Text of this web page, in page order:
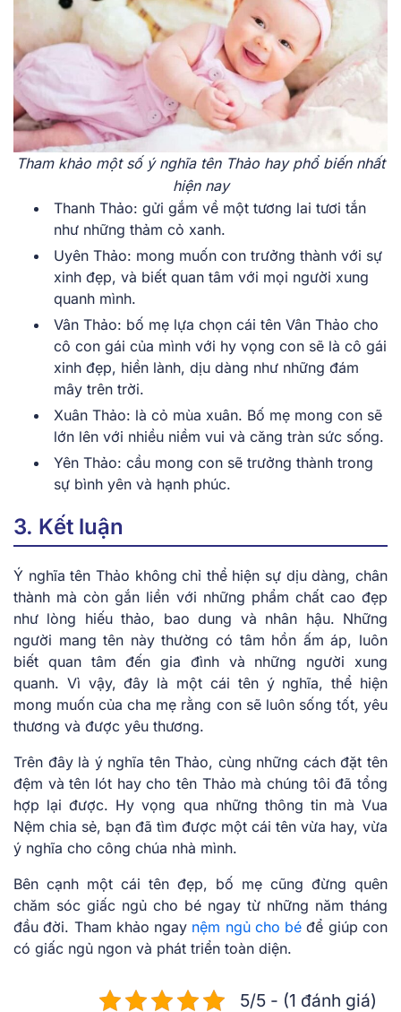
Tham khảo một số ý nghĩa tên Thảo hay phổ biến nhất
hiện nay
Thanh Thảo: gửi gắm về một tương lai tươi tắn
như những thảm cỏ xanh.
Uyên Thảo: mong muốn con trưởng thành với sự
xinh đẹp, và biết quan tâm với mọi người xung
quanh mình.
Vân Thảo: bố mẹ lựa chọn cái tên Vân Thảo cho
cô con gái của mình với hy vọng con sẽ là cô gái
xinh đẹp, hiền lành, dịu dàng như những đám
mây trên trời.
Xuân Thảo: là cỏ mùa xuân. Bố mẹ mong con sẽ
lớn lên với nhiều niềm vui và căng tràn sức sống.
Yên Thảo: cầu mong con sẽ trưởng thành trong
sự bình yên và hạnh phúc.
3. Kết luận
Ý nghĩa tên Thảo không chỉ thể hiện sự dịu dàng, chân
thành mà còn gắn liền với những phẩm chất cao đẹp
như lòng hiếu thảo, bao dung và nhân hậu. Những
người mang tên này thường có tâm hồn ấm áp, luôn
biết quan tâm đến gia đình và những người xung
quanh. Vì vậy, đây là một cái tên ý nghĩa, thể hiện
mong muốn của cha mẹ rằng con sẽ luôn sống tốt, yêu
thương và được yêu thương.
Trên đây là ý nghĩa tên Thảo, cùng những cách đặt tên
đệm và tên lót hay cho tên Thảo mà chúng tôi đã tổng
hợp lại được. Hy vọng qua những thông tin mà Vua
Nệm chia sẻ, bạn đã tìm được một cái tên vừa hay, vừa
ý nghĩa cho công chúa nhà mình.
Bên cạnh một cái tên đẹp, bố mẹ cũng đừng quên
chăm sóc giấc ngủ cho bé ngay từ những năm tháng
đầu đời. Tham khảo ngay nệm ngủ cho bé để giúp con
có giấc ngủ ngon và phát triển toàn diện.
5/5 - (1 đánh giá)